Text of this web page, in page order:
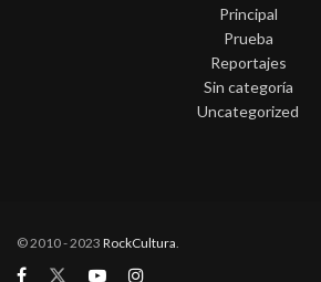
Principal
Prueba
Reportajes
Sin categoría
Uncategorized
© 2010 - 2023 RockCultura